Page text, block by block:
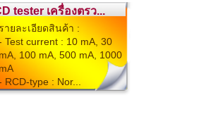
tester เครื่องตรว...
ายละเอียดสินค้า :
Test current : 10 mA, 30
mA, 100 mA, 500 mA, 1000
mA
RCD-type : Nor...